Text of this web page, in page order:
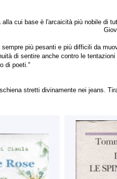
cui base è l'arcaicità più nobile di
più pesanti e più difficili da
di sentire anche contro le
di poeti."
stretti divinamente nei jeans.